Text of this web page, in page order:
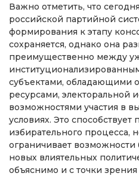
Важно отметить, что
российской партийной
формирования к этапу
сохраняется, однако она
преимущественно между
субъектами, обладающими
ресурсами, электоральной
возможностями участия в
условиях. Это способствует
избирательного процесса,
ограничивает возможности
новых влиятельных
объяснимо и с точки зрения